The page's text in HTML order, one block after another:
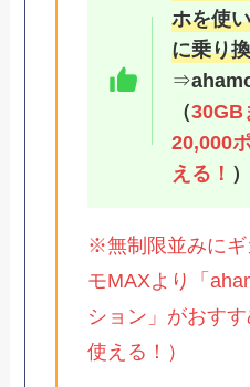
ホを使
に乗り
⇒
（30GB
20,000
える！ ）
※無制限並みにギ
モMAXより「
ション」がおす
使える！）